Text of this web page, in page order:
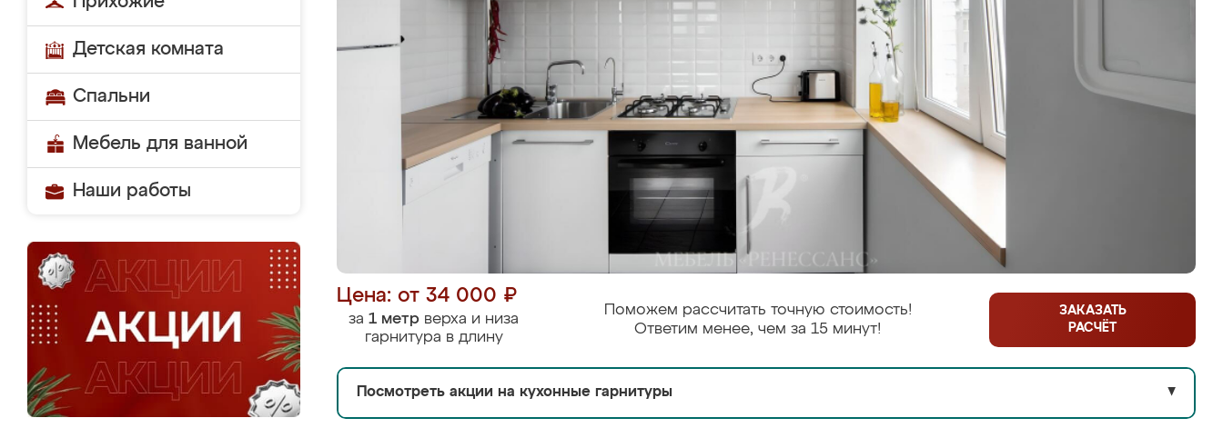
Детская комната
Спальни
Мебель для ванной
Наши работы
Цена: от 34 000 ₽
за 1 метр верха и низа
гарнитура в длину
Поможем рассчитать точную стоимость!
Ответим менее, чем за 15 минут!
ЗАКАЗАТЬ
РАСЧЁТ
Посмотреть акции на кухонные гарнитуры ▼